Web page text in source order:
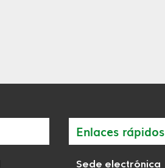
Enlaces rápidos
Sede electrónica